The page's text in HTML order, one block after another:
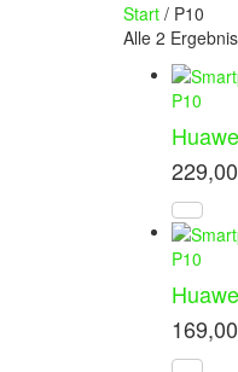
Start / P10
Alle 2
P10
229,00
P10
169,00